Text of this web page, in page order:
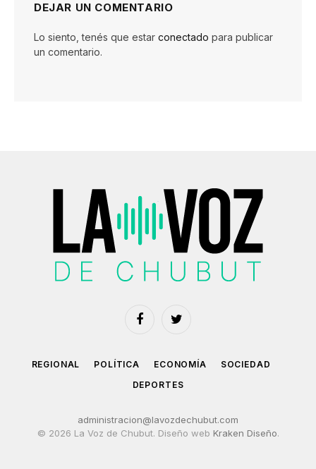
DEJAR UN COMENTARIO
Lo siento, tenés que estar conectado para publicar
un comentario.
FacebookTwitter
REGIONAL POLÍTICA ECONOMÍA
SOCIEDAD
DEPORTES
administracion@lavozdechubut.com
© 2026 La Voz de Chubut. Diseño web Kraken Diseño.